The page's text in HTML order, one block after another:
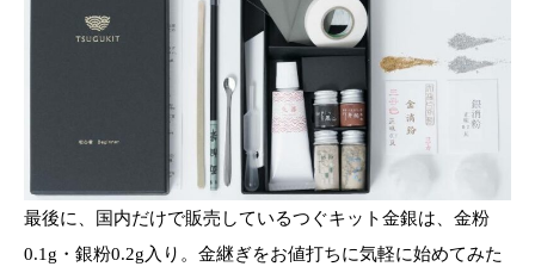
最後に、国内だけで販売しているつぐキット金銀は、金粉
0.1g・銀粉0.2g入り。金継ぎをお値打ちに気軽に始めてみた